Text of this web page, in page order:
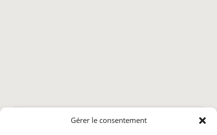
Gérer le consentement
astro.mantike.fr